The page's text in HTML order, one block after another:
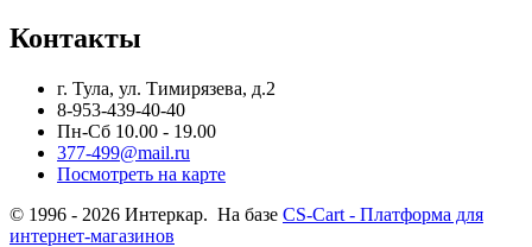
Контакты
г. Тула, ул. Тимирязева, д.2
8-953-439-40-40
Пн-Сб 10.00 - 19.00
377-499@mail.ru
Посмотреть на карте
© 1996 - 2026 Интеркар. На базе CS-Cart - Платформа для
интернет-магазинов